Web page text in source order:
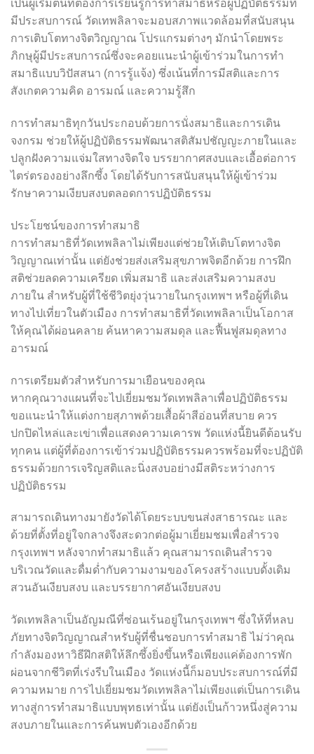
เป็นผู้เริ่มต้นที่ต้องการเรียนรู้การทำสมาธิหรือผู้ปฏิบัติธรรมที่
มีประสบการณ์ วัดเทพลิลาจะมอบสภาพแวดล้อมที่สนับสนุน
การเติบโตทางจิตวิญญาณ โปรแกรมต่างๆ มักนำโดยพระ
ภิกษุผู้มีประสบการณ์ซึ่งจะคอยแนะนำผู้เข้าร่วมในการทำ
สมาธิแบบวิปัสสนา (การรู้แจ้ง) ซึ่งเน้นที่การมีสติและการ
สังเกตความคิด อารมณ์ และความรู้สึก
การทำสมาธิทุกวันประกอบด้วยการนั่งสมาธิและการเดิน
จงกรม ช่วยให้ผู้ปฏิบัติธรรมพัฒนาสติสัมปชัญญะภายในและ
ปลูกฝังความแจ่มใสทางจิตใจ บรรยากาศสงบและเอื้อต่อการ
ไตร่ตรองอย่างลึกซึ้ง โดยได้รับการสนับสนุนให้ผู้เข้าร่วม
รักษาความเงียบสงบตลอดการปฏิบัติธรรม
ประโยชน์ของการทำสมาธิ
การทำสมาธิที่วัดเทพลิลาไม่เพียงแต่ช่วยให้เติบโตทางจิต
วิญญาณเท่านั้น แต่ยังช่วยส่งเสริมสุขภาพจิตอีกด้วย การฝึก
สติช่วยลดความเครียด เพิ่มสมาธิ และส่งเสริมความสงบ
ภายใน สำหรับผู้ที่ใช้ชีวิตยุ่งวุ่นวายในกรุงเทพฯ หรือผู้ที่เดิน
ทางไปเที่ยวในตัวเมือง การทำสมาธิที่วัดเทพลิลาเป็นโอกาส
ให้คุณได้ผ่อนคลาย ค้นหาความสมดุล และฟื้นฟูสมดุลทาง
อารมณ์
การเตรียมตัวสำหรับการมาเยือนของคุณ
หากคุณวางแผนที่จะไปเยี่ยมชมวัดเทพลิลาเพื่อปฏิบัติธรรม
ขอแนะนำให้แต่งกายสุภาพด้วยเสื้อผ้าสีอ่อนที่สบาย ควร
ปกปิดไหล่และเข่าเพื่อแสดงความเคารพ วัดแห่งนี้ยินดีต้อนรับ
ทุกคน แต่ผู้ที่ต้องการเข้าร่วมปฏิบัติธรรมควรพร้อมที่จะปฏิบัติ
ธรรมด้วยการเจริญสติและนิ่งสงบอย่างมีสติระหว่างการ
ปฏิบัติธรรม
สามารถเดินทางมายังวัดได้โดยระบบขนส่งสาธารณะ และ
ด้วยที่ตั้งที่อยู่ใจกลางจึงสะดวกต่อผู้มาเยี่ยมชมเพื่อสำรวจ
กรุงเทพฯ หลังจากทำสมาธิแล้ว คุณสามารถเดินสำรวจ
บริเวณวัดและดื่มด่ำกับความงามของโครงสร้างแบบดั้งเดิม
สวนอันเงียบสงบ และบรรยากาศอันเงียบสงบ
วัดเทพลิลาเป็นอัญมณีที่ซ่อนเร้นอยู่ในกรุงเทพฯ ซึ่งให้ที่หลบ
ภัยทางจิตวิญญาณสำหรับผู้ที่ชื่นชอบการทำสมาธิ ไม่ว่าคุณ
กำลังมองหาวิธีฝึกสติให้ลึกซึ้งยิ่งขึ้นหรือเพียงแค่ต้องการพัก
ผ่อนจากชีวิตที่เร่งรีบในเมือง วัดแห่งนี้ก็มอบประสบการณ์ที่มี
ความหมาย การไปเยี่ยมชมวัดเทพลิลาไม่เพียงแต่เป็นการเดิน
ทางสู่การทำสมาธิแบบพุทธเท่านั้น แต่ยังเป็นก้าวหนึ่งสู่ความ
สงบภายในและการค้นพบตัวเองอีกด้วย